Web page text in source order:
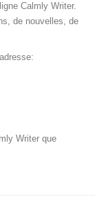
Calmly Writer.
de nouvelles, de
Writer que